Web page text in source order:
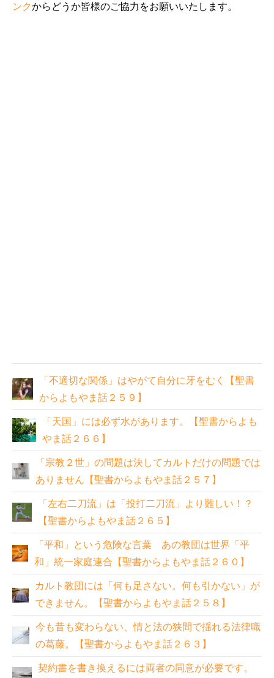
ンクからどうか皆様のご協力をお願いいたします。
「不適切な関係」はやがて自分に牙をむく【聖書
からよもやま話２５９】
「天国」には必ず水があります。【聖書からよも
やま話２６６】
「宗教２世」の問題は決してカルトだけの問題では
ありません【聖書からよもやま話２５７】
「左右二刀流」は「投打二刀流」より難しい！？
【聖書からよもやま話２６５】
「平和」という危険な言葉 あの教団は世界「平
和」統一家庭連合【聖書からよもやま話２６０】
カルト教団には「何も足さない。何も引かない」が
できません。【聖書からよもやま話２５８】
今も昔も変わらない、情と法の狭間で揺れる法律職
の葛藤。【聖書からよもやま話２６３】
契約書を書き換えるには両者の同意が必要です。